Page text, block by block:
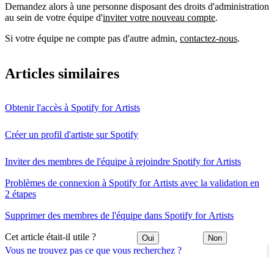
Vous ne trouvez pas ce que vous recherchez ?
Demandez alors à une personne disposant des droits d'administration
au sein de votre équipe d'inviter votre nouveau compte.
Si votre équipe ne compte pas d'autre admin, contactez-nous.
Articles similaires
Obtenir l'accès à Spotify for Artists
Créer un profil d'artiste sur Spotify
Inviter des membres de l'équipe à rejoindre Spotify for Artists
Problèmes de connexion à Spotify for Artists avec la validation en
2 étapes
Supprimer des membres de l'équipe dans Spotify for Artists
Cet article était-il utile ? Oui Non